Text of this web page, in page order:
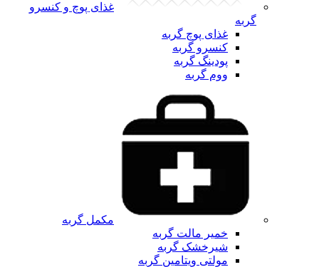
غذای پوچ و کنسرو
گربه
غذای پوچ گربه
کنسرو گربه
پودینگ گربه
ووم گربه
مکمل گربه
خمیر مالت گربه
شیرخشک گربه
مولتی ویتامین گربه